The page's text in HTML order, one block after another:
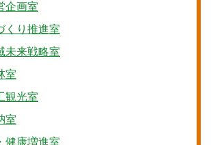
企画室
くり推進室
未来戦略室
室
観光室
室
健康増進室